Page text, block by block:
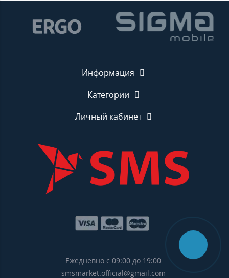
Информация
Категории
Личный кабинет
Ежедневно с 09:00 до 19:00
smsmarket.official@gmail.com